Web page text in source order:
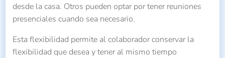
desde la casa. Otros pueden optar por tener reuniones
presenciales cuando sea necesario.
Esta flexibilidad permite al colaborador conservar la
flexibilidad que desea y tener al mismo tiempo